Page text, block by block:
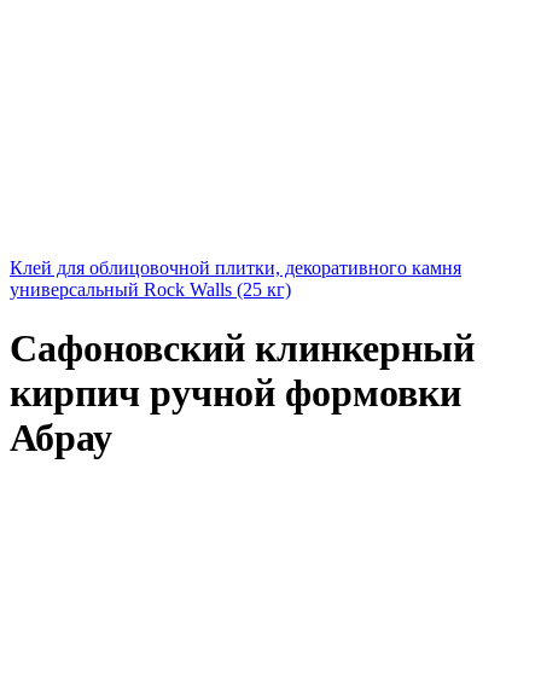
Клей для облицовочной плитки, декоративного камня
универсальный Rock Walls (25 кг)
Сафоновский клинкерный
кирпич ручной формовки
Абрау